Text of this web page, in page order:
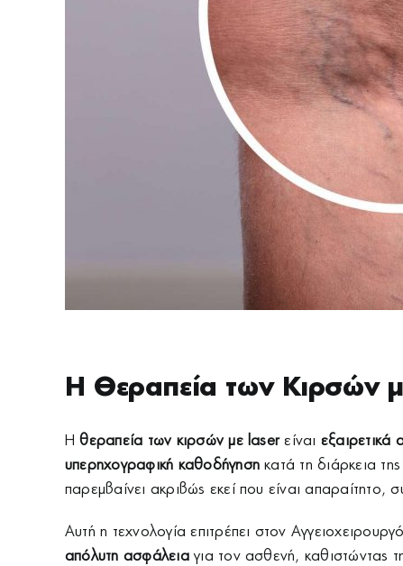
Η Θεραπεία των Κιρσών
Ηθεραπεία των κιρσών με laserείναι εξαιρετικά
υπερηχογραφική καθοδήγηση κατά τη διάρκεια
παρεμβαίνει ακριβώς εκεί που είναι απαραίτητο,
Αυτή η τεχνολογία επιτρέπει στον
απόλυτη ασφάλειαγια τον ασθενή, καθιστώντας